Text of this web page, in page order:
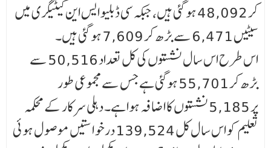
کر 48,092 ہو گئی ہیں، جبکہ سی ڈبلیو ایس این کیٹیگری میں
سیٹیں 6,471 سے بڑھ کر 7,609 ہو گئی ہیں۔
اس طرح اس سال نشستوں کی کل تعداد 50,516 سے
بڑھ کر 55,701 ہوگئی ہے جس سے مجموعی طور
پر 5,185 نشستوں کا اضافہ ہوا ہے۔ دہلی سرکار کے محکمہ
تعلیم کو اس سال کل 139,524 درخو ا ستیں موصول ہوئی